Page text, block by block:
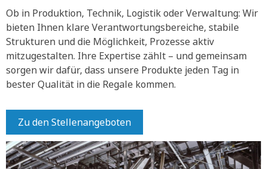
Ob in Produktion, Technik, Logistik oder Verwaltung: Wir
bieten Ihnen klare Verantwortungsbereiche, stabile
Strukturen und die Möglichkeit, Prozesse aktiv
mitzugestalten. Ihre Expertise zählt – und gemeinsam
sorgen wir dafür, dass unsere Produkte jeden Tag in
bester Qualität in die Regale kommen.
Zu den Stellenangeboten